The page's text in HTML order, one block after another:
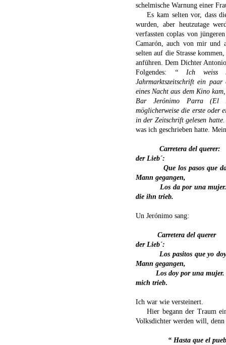
schelmische Warnung einer
Es kam selten vor, dass
wurden, aber heutzutage
verfassten coplas von
Camarón, auch von mir und
selten auf die Strasse
anführen. Dem Dichter
Folgendes:
“ Ich weiss
Jahrmarktszeitschrift ein
eines Nacht aus dem Kino
Bar Jerónimo Parra (El
möglicherweise die erste oder
in der Zeitschrift gelesen
was ich geschrieben hatte.
Carretera del querer:
der Lieb´:
Que los pasos que
Mann gegangen,
Los da por una mujer.
die ihn trieb.
Un Jerónimo sang:
Carretera del querer
der Lieb´:
Los pasitos que yo
Mann gegangen,
Los doy por una mujer.
mich trieb.
Ich war wie versteinert.
Hier begann der Traum
Volksdichter werden will, denn
“ Hasta que el